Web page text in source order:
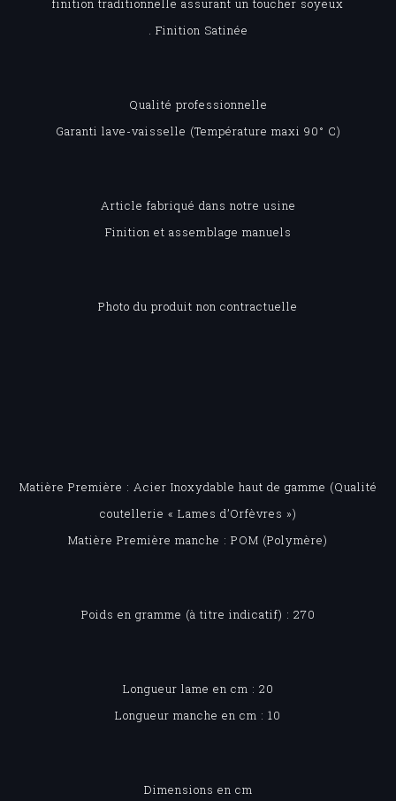
finition traditionnelle assurant un toucher soyeux
. Finition Satinée
Qualité professionnelle
Garanti lave-vaisselle (Température maxi 90° C)
Article fabriqué dans notre usine
Finition et assemblage manuels
Photo du produit non contractuelle
Matière Première : Acier Inoxydable haut de gamme (Qualité
coutellerie « Lames d’Orfèvres »)
Matière Première manche : POM (Polymère)
Poids en gramme (à titre indicatif) : 270
Longueur lame en cm : 20
Longueur manche en cm : 10
Dimensions en cm